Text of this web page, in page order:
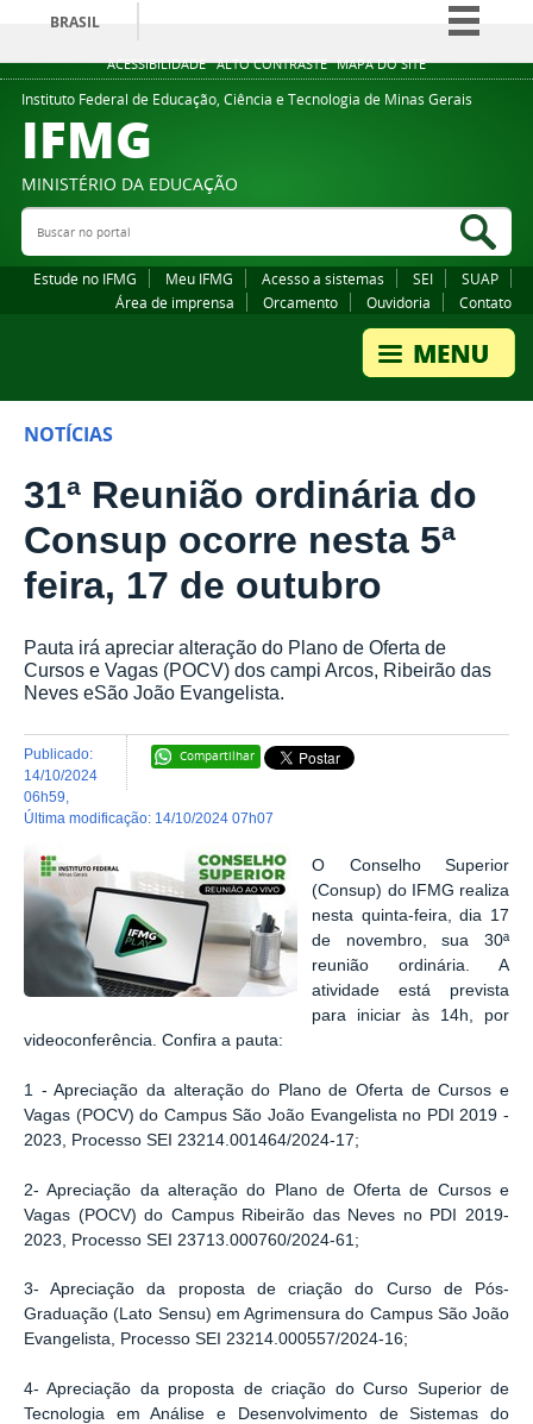
ACESSIBILIDADE ALTO CONTRASTE MAPA DO SITE
BRASIL
Simplifique!
Comunica BR
Legislação
Instituto Federal de Educação, Ciência e Tecnologia de Minas Gerais
IFMG
MINISTÉRIO DA EDUCAÇÃO
Buscar no portal
Estude no IFMG Meu IFMG Acesso a sistemas SEI
SUAP
Área de imprensa
Orcamento Ouvidoria Contato
NOTÍCIAS
31ª Reunião ordinária do
Consup ocorre nesta 5ª
feira, 17 de outubro
Pauta irá apreciar alteração do Plano de Oferta de
Cursos e Vagas (POCV) dos campi Arcos, Ribeirão das
Neves eSão João Evangelista.
Compartilhar
publicado:
14/10/2024
06h59
última modificação: 14/10/2024 07h07
O Conselho Superior
(Consup) do IFMG realiza
nesta quinta-feira, dia 17
de novembro, sua 30ª
reunião ordinária. A
atividade está prevista
para iniciar às 14h, por
videoconferência. Confira a pauta:
1 - Apreciação da alteração do Plano de Oferta de Cursos e
Vagas (POCV) do Campus São João Evangelista no PDI 2019 -
2023, Processo SEI 23214.001464/2024-17;
2- Apreciação da alteração do Plano de Oferta de Cursos e
Vagas (POCV) do CampusRibeirão das Neves no PDI 2019-
2023, Processo SEI 23713.000760/2024-61;
3- Apreciação da proposta de criação do Curso de Pós-
Graduação (Lato Sensu) em Agrimensura do CampusSão João
Evangelista, Processo SEI 23214.000557/2024-16;
4- Apreciação da proposta de criação do Curso Superior de
Tecnologia em Análise e Desenvolvimento de Sistemas do